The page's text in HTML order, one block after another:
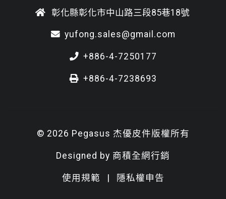
彰化縣彰化市中山路三段85巷18號
yufong.sales@gmail.com
+886-4-7250177
+886-4-7238693
© 2026 Pegasus 杰優皮件版權所有
Designed by 商積全網行銷
使用規範 | 隱私權申告